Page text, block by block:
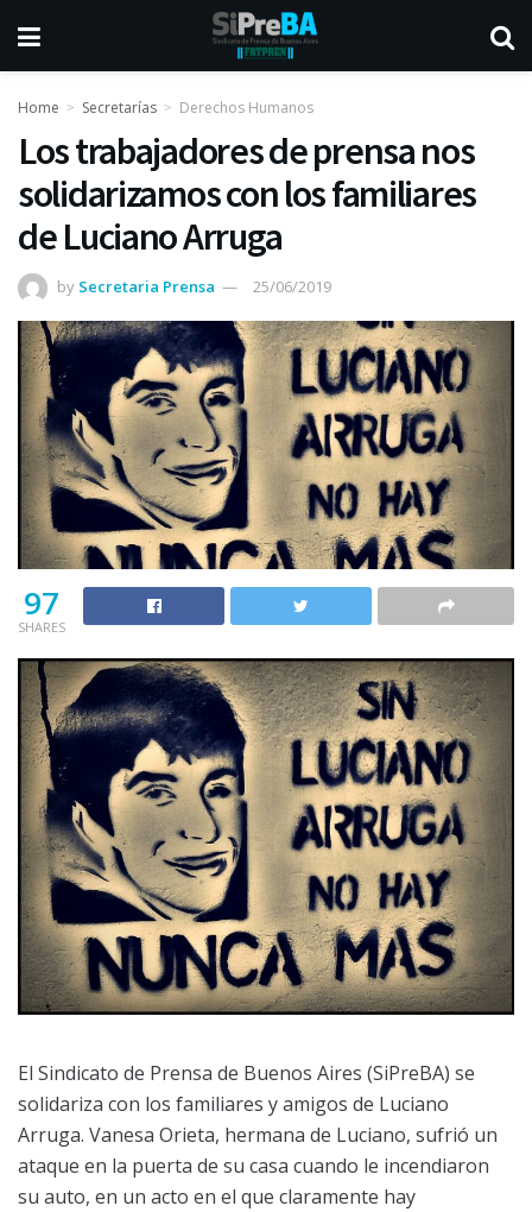
Home Secretarías Derechos Humanos
Los trabajadores de prensa nos
solidarizamos con los familiares
de Luciano Arruga
by Secretaria Prensa 25/06/2019
97
SHARES
El Sindicato de Prensa de Buenos Aires (SiPreBA) se
solidariza con los familiares y amigos de Luciano
Arruga. Vanesa Orieta, hermana de Luciano, sufrió un
ataque en la puerta de su casa cuando le incendiaron
su auto, en un acto en el que claramente hay